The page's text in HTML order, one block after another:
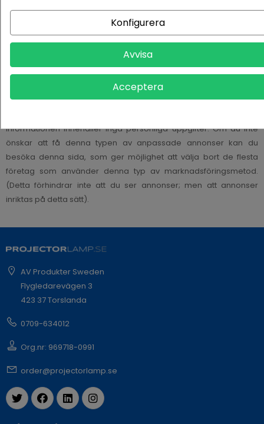
Marketing Facebook Inc.
network that
När du besöker denna webbplats kan även digitala
annonsnätverk som vi samarbetar med placera anonyma
cookies som stöd för att visa annonser med riktade
Informationen innehåller inga personliga uppgifter. Om du inte
önskar att få denna typen av anpassade annonser kan du
besöka denna sida, som ger möjlighet att välja bort de flesta
företag som använder denna typ av marknadsföringsmetod.
(Detta förhindrar inte att du ser annonser; men att annonser
inriktas på detta sätt).
AV Produkter Sweden
Flygledarevägen 3
423 37 Torslanda
0709-634012
Org.nr: 969718-0991
order@projectorlamp.se
Konfigurera
Avvisa
Acceptera